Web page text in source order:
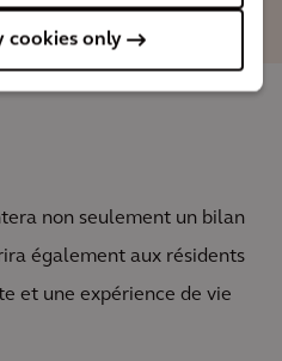
cookies only
non seulement un bilan
également aux résidents
et une expérience de vie